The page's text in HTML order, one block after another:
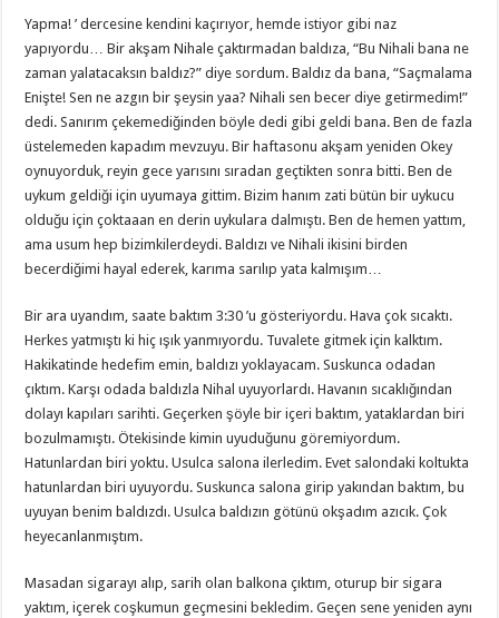
Yapma! ’ dercesine kendini kaçırıyor, hemde istiyor gibi naz
yapıyordu… Bir akşam Nihale çaktırmadan baldıza, “Bu Nihali bana ne
zaman yalatacaksın baldız?” diye sordum. Baldız da bana, “Saçmalama
Enişte! Sen ne azgın bir şeysin yaa? Nihali sen becer diye getirmedim!”
dedi. Sanırım çekemediğinden böyle dedi gibi geldi bana. Ben de fazla
üstelemeden kapadım mevzuyu. Bir haftasonu akşam yeniden Okey
oynuyorduk, reyin gece yarısını sıradan geçtikten sonra bitti. Ben de
uykum geldiği için uyumaya gittim. Bizim hanım zati bütün bir uykucu
olduğu için çoktaaan en derin uykulara dalmıştı. Ben de hemen yattım,
ama usum hep bizimkilerdeydi. Baldızı ve Nihali ikisini birden
becerdiğimi hayal ederek, karıma sarılıp yata kalmışım…
Bir ara uyandım, saate baktım 3:30 ’u gösteriyordu. Hava çok sıcaktı.
Herkes yatmıştı ki hiç ışık yanmıyordu. Tuvalete gitmek için kalktım.
Hakikatinde hedefim emin, baldızı yoklayacam. Suskunca odadan
çıktım. Karşı odada baldızla Nihal uyuyorlardı. Havanın sıcaklığından
dolayı kapıları sarihti. Geçerken şöyle bir içeri baktım, yataklardan biri
bozulmamıştı. Ötekisinde kimin uyuduğunu göremiyordum.
Hatunlardan biri yoktu. Usulca salona ilerledim. Evet salondaki koltukta
hatunlardan biri uyuyordu. Suskunca salona girip yakından baktım, bu
uyuyan benim baldızdı. Usulca baldızın götünü okşadım azıcık. Çok
heyecanlanmıştım.
Masadan sigarayı alıp, sarih olan balkona çıktım, oturup bir sigara
yaktım, içerek coşkumun geçmesini bekledim. Geçen sene yeniden aynı